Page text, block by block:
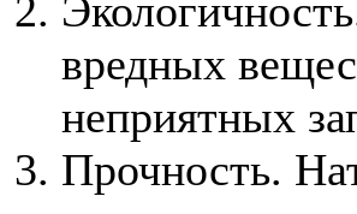
вредных
неприятных
Прочность.